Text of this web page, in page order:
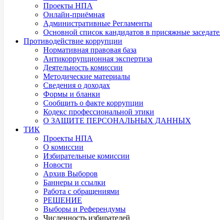
Проекты НПА
Онлайн-приёмная
Административные Регламенты
Основной список кандидатов в присяжные
Противодействие коррупции
Нормативная правовая база
Антикоррупционная экспертиза
Деятельность комиссии
Методические материалы
Сведения о доходах
Формы и бланки
Сообщить о факте коррупции
Кодекс профессиональной этики
О ЗАЩИТЕ ПЕРСОНАЛЬНЫХ ДАННЫХ
ТИК
Проекты НПА
О комиссии
Избирательные комиссии
Новости
Архив Выборов
Баннеры и ссылки
Работа с обращениями
РЕШЕНИЕ
Выборы и Референдумы
Численность избирателей